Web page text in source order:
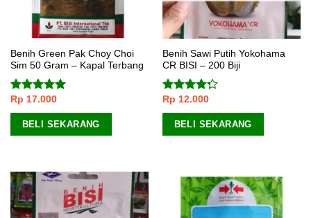
Benih Green Pak Choy Choi
Sim 50 Gram – Kapal Terbang
Dinilai5.00
dari 5
Rp 17.000
BELI SEKARANG
Benih Sawi Putih Yokohama
CR BISI – 200 Biji
Dinilai
4.00dari
Rp 12.000
BELI SEKARANG